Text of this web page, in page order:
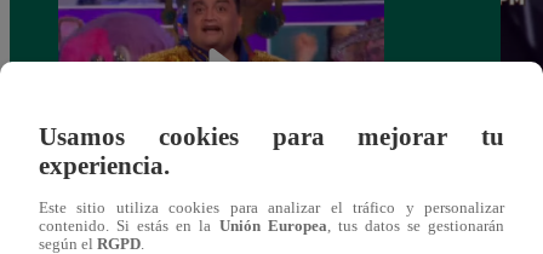
¡Jorge Benavides estuvo escondido tras la
máscara de ‘Caballo’!
del
Usamos cookies para mejorar tu
experiencia.
Este sitio utiliza cookies para analizar el tráfico y personalizar
contenido. Si estás en la Unión Europea , tus datos se gestionarán
según el RGPD